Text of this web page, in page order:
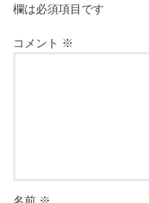
欄は必須項目です
コメント ※
名前 ※